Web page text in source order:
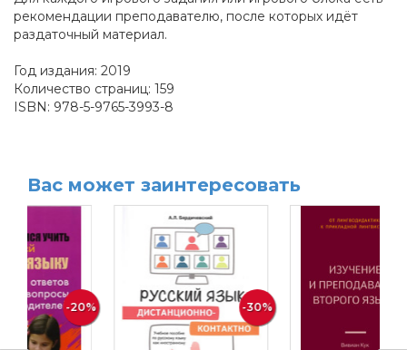
рекомендации преподавателю, после которых идёт
раздаточный материал.
Год издания: 2019
Количество страниц: 159
ISBN: 978-5-9765-3993-8
Вас может заинтересовать
-30% -30%